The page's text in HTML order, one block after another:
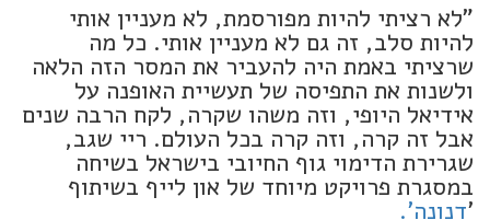
"לא רציתי להיות מפורסמת, לא מעניין אותי
להיות סלב, זה גם לא מעניין אותי. כל מה
שרציתי באמת היה להעביר את המסר הזה הלאה
ולשנות את התפיסה של תעשיית האופנה על
אידיאל היופי, וזה משהו שקרה, לקח הרבה שנים
אבל זה קרה, וזה קרה בכל העולם. ריי שגב,
שגרירת הדימוי גוף החיובי בישראל בשיחה
במסגרת פרויקט מיוחד של און לייף בשיתוף
'דנונה'.